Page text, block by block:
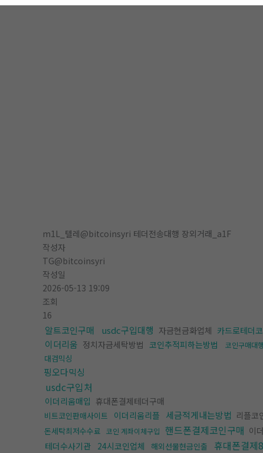
건
m1L_텔레@bitcoinsyri 테더전송대행 장외거래_a1F
작성자
TG@bitcoinsyri
작성일
2026-05-13 19:09
조회
16
알트코인구매 usdc구입대행 자금현금화업체 카드로테더
이더리움 정치자금세탁방법 코인추적피하는방법 코인구매대
대검믹싱
핑오다믹싱
usdc구입처
이더리움매입 휴대폰결제테더구매
비트코인판매사이트 이더리움리플 세금적게내는방법 리플코
돈세탁최저수수료 코인 계좌이체구입 핸드폰결제코인구매 이
테더수사기관 24시코인업체 해외선물현금인출 휴대폰결제